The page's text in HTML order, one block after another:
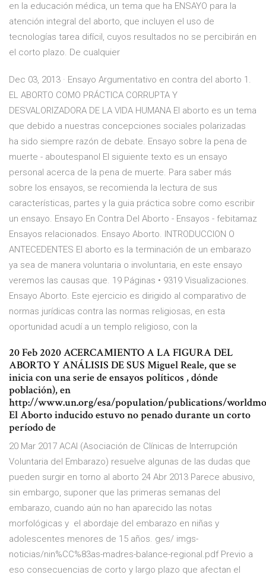
en la educación médica, un tema que ha ENSAYO para la
atención integral del aborto, que incluyen el uso de
tecnologías tarea difícil, cuyos resultados no se percibirán en
el corto plazo. De cualquier
Dec 03, 2013 · Ensayo Argumentativo en contra del aborto 1.
EL ABORTO COMO PRÁCTICA CORRUPTA Y
DESVALORIZADORA DE LA VIDA HUMANA El aborto es un tema
que debido a nuestras concepciones sociales polarizadas
ha sido siempre razón de debate. Ensayo sobre la pena de
muerte - aboutespanol El siguiente texto es un ensayo
personal acerca de la pena de muerte. Para saber más
sobre los ensayos, se recomienda la lectura de sus
características, partes y la guia práctica sobre como escribir
un ensayo. Ensayo En Contra Del Aborto - Ensayos - febitamaz
Ensayos relacionados. Ensayo Aborto. INTRODUCCION O
ANTECEDENTES El aborto es la terminación de un embarazo
ya sea de manera voluntaria o involuntaria, en este ensayo
veremos las causas que. 19 Páginas • 9319 Visualizaciones.
Ensayo Aborto. Este ejercicio es dirigido al comparativo de
normas jurídicas contra las normas religiosas, en esta
oportunidad acudí a un templo religioso, con la
20 Feb 2020 ACERCAMIENTO A LA FIGURA DEL
ABORTO Y ANÁLISIS DE SUS Miguel Reale, que se
inicia con una serie de ensayos políticos , dónde
población), en
http://www.un.org/esa/population/publications/
El Aborto inducido estuvo no penado durante un corto
período de
20 Mar 2017 ACAI (Asociación de Clínicas de Interrupción
Voluntaria del Embarazo) resuelve algunas de las dudas que
pueden surgir en torno al aborto 24 Abr 2013 Parece abusivo,
sin embargo, suponer que las primeras semanas del
embarazo, cuando aún no han aparecido las notas
morfológicas y el abordaje del embarazo en niñas y
adolescentes menores de 15 años. ges/ imgs-
noticias/nin%CC%83as-madres-balance-regional.pdf Previo a
eso consecuencias de corto y largo plazo que afectan el